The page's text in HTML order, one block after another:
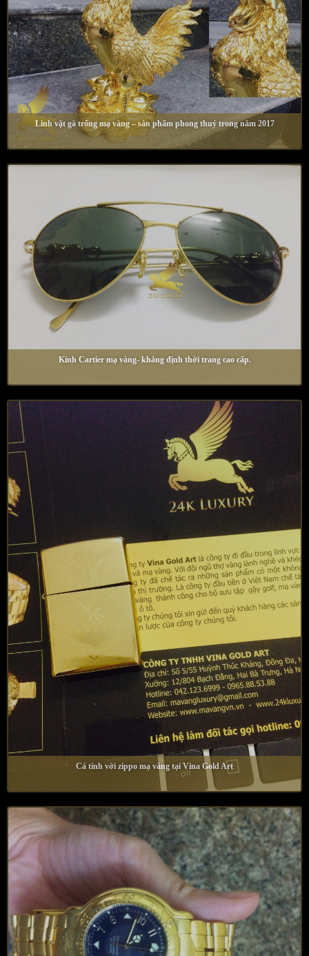
Linh vật gà trống mạ vàng – sản phẩm phong thuỷ trong năm 2017
Kính Cartier mạ vàng- khẳng định thời trang cao cấp.
Cá tính với zippo mạ vàng tại Vina Gold Art